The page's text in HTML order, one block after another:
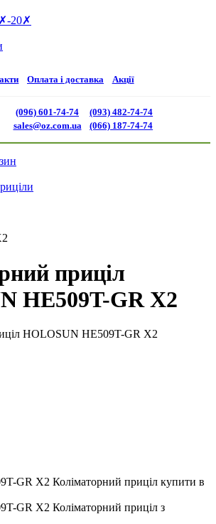
20✗
Оплата і доставка Акції
(096) 601-74-74
sales@oz.com.ua
(093) 482-74-74
(066) 187-74-74
приціл
HE509T-GR X2